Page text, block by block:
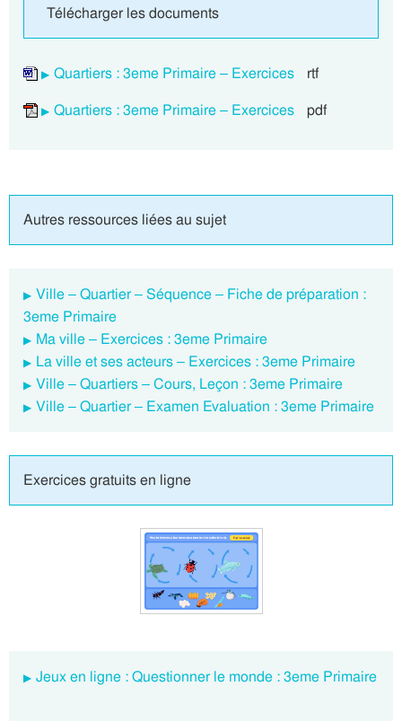
Télécharger les documents
Quartiers : 3eme Primaire – Exercices rtf
Quartiers : 3eme Primaire – Exercices pdf
Autres ressources liées au sujet
Ville – Quartier – Séquence – Fiche de préparation :
3eme Primaire
Ma ville – Exercices : 3eme Primaire
La ville et ses acteurs – Exercices : 3eme Primaire
Ville – Quartiers – Cours, Leçon : 3eme Primaire
Ville – Quartier – Examen Evaluation : 3eme Primaire
Exercices gratuits en ligne
Jeux en ligne : Questionner le monde : 3eme Primaire